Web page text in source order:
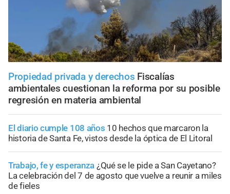
Propiedad privada y derechos Fiscalías
ambientales cuestionan la reforma por su posible
regresión en materia ambiental
El diario cumple 108 años 10 hechos que marcaron la
historia de Santa Fe, vistos desde la óptica de El Litoral
Trabajo, fe y esperanza ¿Qué se le pide a San Cayetano?
La celebración del 7 de agosto que vuelve a reunir a miles
de fieles